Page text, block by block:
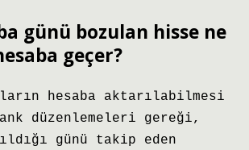
günü bozulan hisse ne
geçer?
hesaba aktarılabilmesi
düzenlemeleri gereği,
günü takip eden